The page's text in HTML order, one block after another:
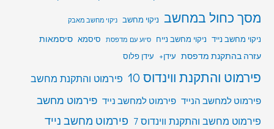
מסך כחול במחשב ניקוי מחשב ניקוי מחשב מאבק
ניקוי מחשב נייד ניקוי מחשב נייח סיוע עם מדפסת סיסמא סיסמאות
עזרה בהתקנת מדפסת עידן+ עידן פלוס
פירמוט והתקנת ווינדוס 10 פירמוט והתקנת מחשב
פירמוט למחשב הנייד פירמוט למחשב נייד פירמוט מחשב
פירמוט מחשב והתקנת ווינדוס 7
פירמוט מחשב נייד